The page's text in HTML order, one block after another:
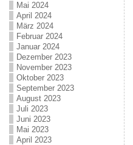
Mai 2024
April 2024
März 2024
Februar 2024
Januar 2024
Dezember 2023
November 2023
Oktober 2023
September 2023
August 2023
Juli 2023
Juni 2023
Mai 2023
April 2023